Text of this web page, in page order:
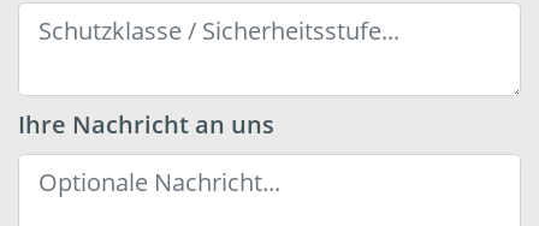
Ihre Nachricht an uns